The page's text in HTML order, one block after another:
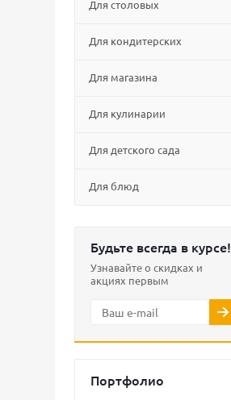
Для столовых
Для кондитерских
Для магазина
Для кулинарии
Для детского сада
Для блюд
Будьте всегда в курсе!
Узнавайте о скидках и
акциях первым
Портфолио